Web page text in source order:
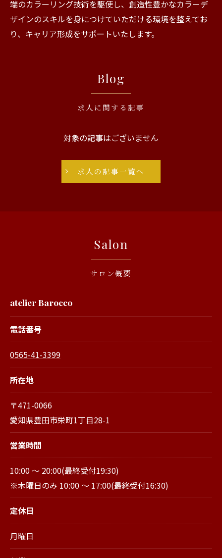
端のカラーリング技術を駆使し、創造性豊かなカラーデ
ザインのスキルを身につけていただける環境を整えてお
り、キャリア形成をサポートいたします。
Blog
求人に関する記事
対象の記事はございません
求人の記事一覧へ
Salon
サロン概要
atelier Barocco
電話番号
0565-41-3399
所在地
〒471-0066
愛知県豊田市栄町1丁目28-1
営業時間
10:00 ～ 20:00(最終受付19:30)
※木曜日のみ 10:00 ～ 17:00(最終受付16:30)
定休日
月曜日